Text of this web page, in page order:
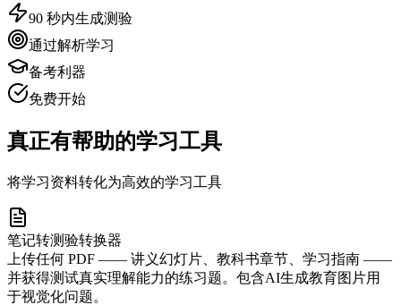
90 秒内生成测验
通过解析学习
备考利器
免费开始
真正有帮助的学习工具
将学习资料转化为高效的学习工具
笔记转测验转换器
上传任何 PDF —— 讲义幻灯片、教科书章节、学习指南 ——
并获得测试真实理解能力的练习题。包含AI生成教育图片用
于视觉化问题。